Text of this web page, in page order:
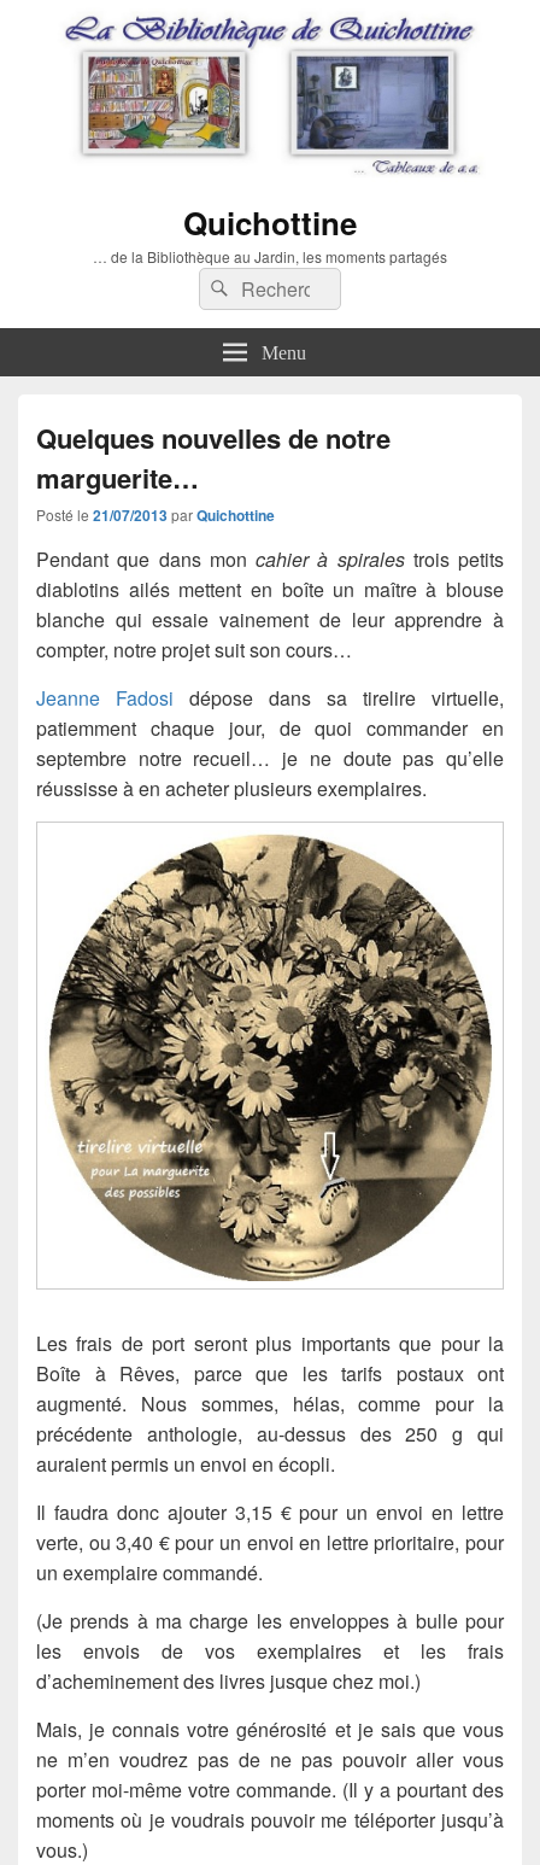
Quichottine
… de la Bibliothèque au Jardin, les moments partagés
Recherche :
Rechercher
Menu
Quelques nouvelles de notre
marguerite…
Posté le 21/07/2013parQuichottine
Pendant que dans mon cahier à spiralestrois petits
diablotins ailés mettent en boîte un maître à blouse
blanche qui essaie vainement de leur apprendre à
compter, notre projet suit son cours…
Jeanne Fadosi dépose dans sa tirelire virtuelle,
patiemment chaque jour, de quoi commander en
septembre notre recueil… je ne doute pas qu’elle
réussisse à en acheter plusieurs exemplaires.
Les frais de port seront plus importants que pour la
Boîte à Rêves, parce que les tarifs postaux ont
augmenté. Nous sommes, hélas, comme pour la
précédente anthologie, au-dessus des 250 g qui
auraient permis un envoi en écopli.
Il faudra donc ajouter 3,15 € pour un envoi en lettre
verte, ou 3,40 € pour un envoi en lettre prioritaire, pour
un exemplaire commandé.
(Je prends à ma charge les enveloppes à bulle pour
les envois de vos exemplaires et les frais
d’acheminement des livres jusque chez moi.)
Mais, je connais votre générosité et je sais que vous
ne m’en voudrez pas de ne pas pouvoir aller vous
porter moi-même votre commande. (Il y a pourtant des
moments où je voudrais pouvoir me téléporter jusqu’à
vous.)